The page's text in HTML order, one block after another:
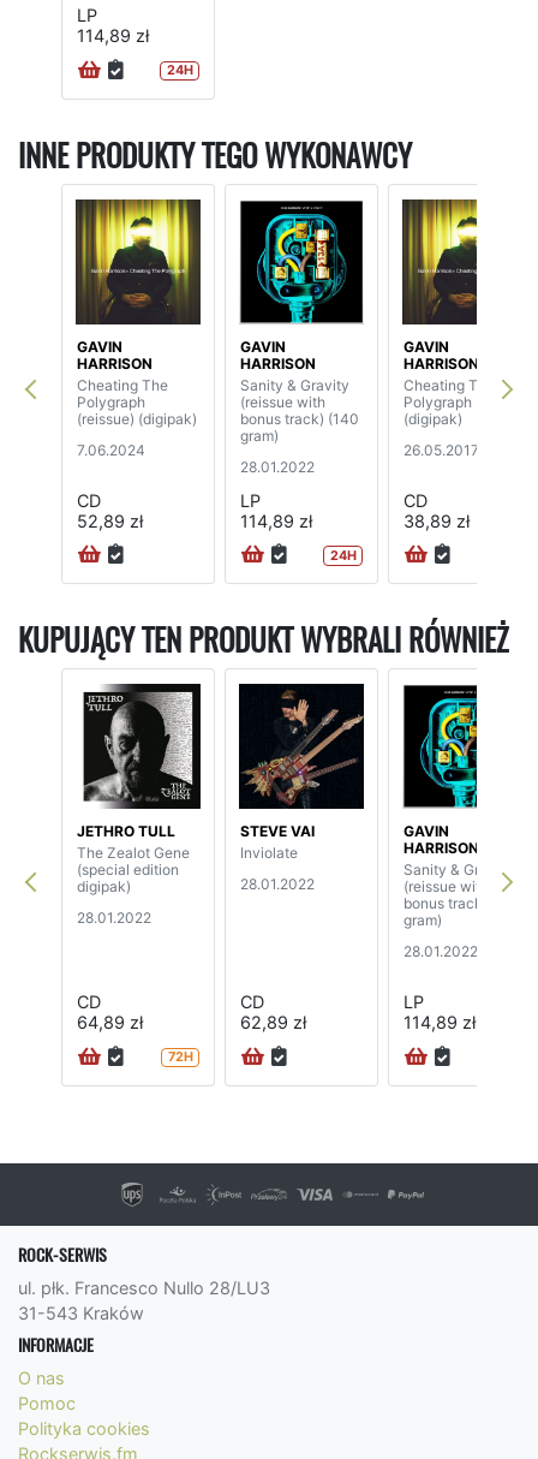
LP
114,89 zł
24H
INNE PRODUKTY TEGO WYKONAWCY
GAVIN
HARRISON
Cheating The
Polygraph
(reissue) (digipak)
7.06.2024
CD
52,89 zł
GAVIN
HARRISON
Sanity & Gravity
(reissue with
bonus track) (140
gram)
28.01.2022
LP
114,89 zł
24H
GAVIN
HARRISON
Cheating The
Polygraph
(digipak)
26.05.2017
CD
38,89 zł
KUPUJĄCY TEN PRODUKT WYBRALI RÓWNIEŻ
JETHRO TULL
The Zealot Gene
(special edition
digipak)
28.01.2022
CD
64,89 zł
72H
STEVE VAI
Inviolate
28.01.2022
CD
62,89 zł
GAVIN
HARRISON
Sanity & Gravity
(reissue with
bonus track) (140
gram)
28.01.2022
LP
114,89 zł
ROCK-SERWIS
ul. płk. Francesco Nullo 28/LU3
31-543 Kraków
INFORMACJE
O nas
Pomoc
Polityka cookies
Rockserwis.fm